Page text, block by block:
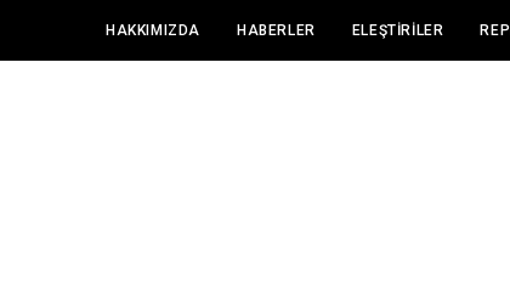
HAKKIMIZDA HABERLER ELEŞTIRILER